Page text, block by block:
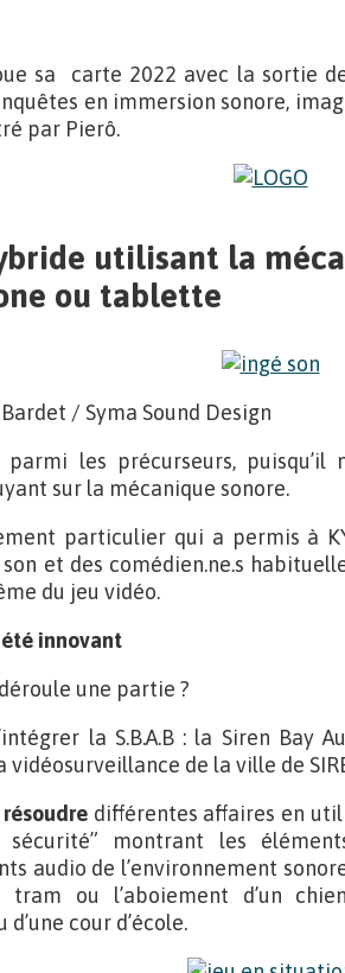
sa carte 2022 avec la sortie
en immersion sonore,
par Pierô.
utilisant la
ou tablette
/ Syma Sound Design
parmi les précurseurs,
sur la mécanique sonore.
particulier qui a permis à
et des comédien.ne.s
du jeu vidéo.
innovant
une partie ?
la S.B.A.B : la Siren Bay
vidéosurveillance de la ville de
différentes affaires en
sécurité” montrant les
audio de l’environnement
tram ou l’aboiement d’un
cour d’école.